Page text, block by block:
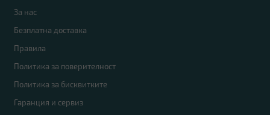
За нас
Безплатна доставка
Правила
Политика за поверителност
Политика за бисквитките
Гаранция и сервиз